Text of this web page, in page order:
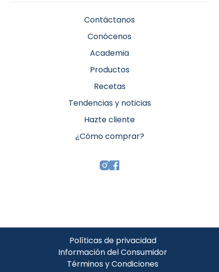
Contáctanos
Conócenos
Academia
Productos
Recetas
Tendencias y noticias
Hazte cliente
¿Cómo comprar?
Políticas de privacidad
Información del Consumidor
Términos y Condiciones